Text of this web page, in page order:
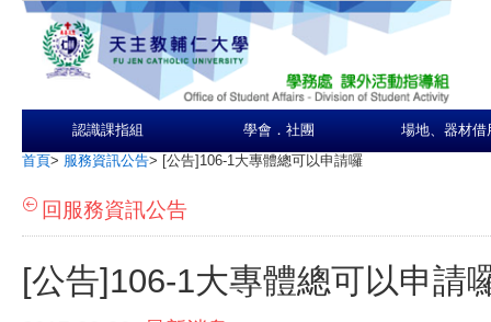
認識課指組 學會．社團 場地、器材借
首頁> 服務資訊公告> [公告]106-1大專體總可以申請囉
回服務資訊公告
[公告]106-1大專體總可以申請